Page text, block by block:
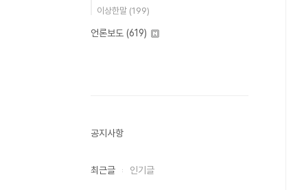
이상한말 (199)
언론보도 (619)
공지사항
최근글 인기글